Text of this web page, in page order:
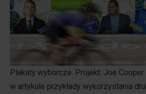
Plakaty wyborcze. Projekt: Joe
w artykule przykłady wykorzystania